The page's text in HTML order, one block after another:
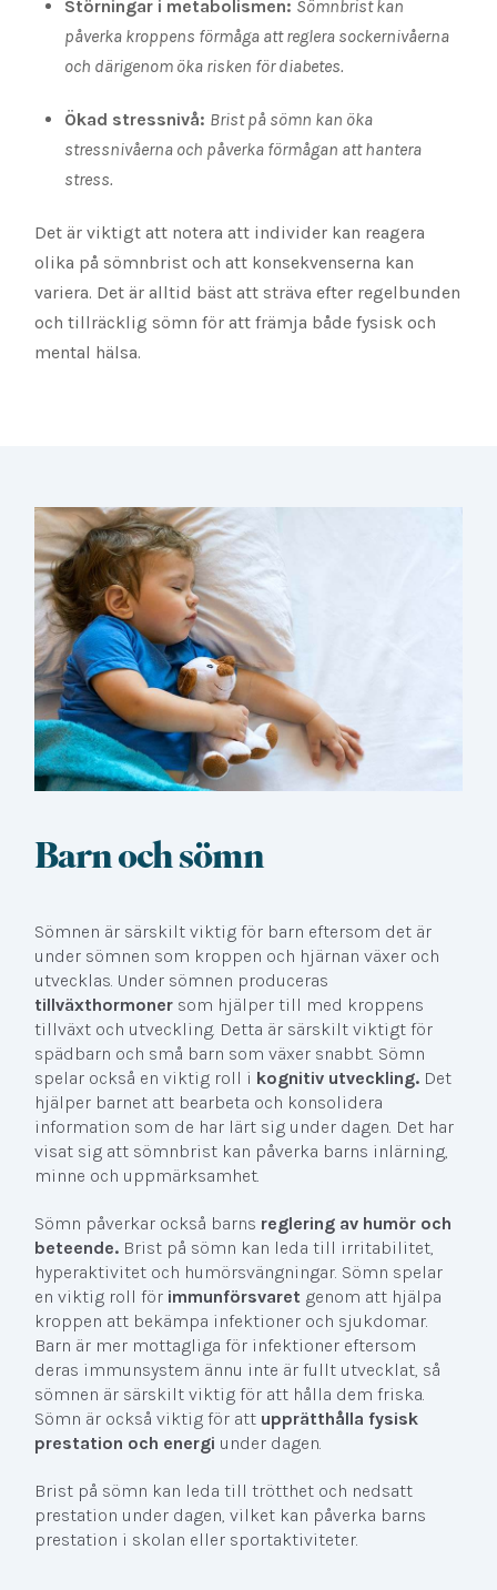
Störningar i metabolismen: Sömnbrist kan
påverka kroppens förmåga att reglera sockernivåerna
och därigenom öka risken för diabetes.
Ökad stressnivå: Brist på sömn kan öka
stressnivåerna och påverka förmågan att hantera
stress.
Det är viktigt att notera att individer kan reagera
olika på sömnbrist och att konsekvenserna kan
variera. Det är alltid bäst att sträva efter regelbunden
och tillräcklig sömn för att främja både fysisk och
mental hälsa.
Barn och sömn
Sömnen är särskilt viktig för barn eftersom det är
under sömnen som kroppen och hjärnan växer och
utvecklas. Under sömnen produceras
tillväxthormoner som hjälper till med kroppens
tillväxt och utveckling. Detta är särskilt viktigt för
spädbarn och små barn som växer snabbt. Sömn
spelar också en viktig roll i kognitiv utveckling. Det
hjälper barnet att bearbeta och konsolidera
information som de har lärt sig under dagen. Det har
visat sig att sömnbrist kan påverka barns inlärning,
minne och uppmärksamhet.
Sömn påverkar också barns reglering av humör och
beteende. Brist på sömn kan leda till irritabilitet,
hyperaktivitet och humörsvängningar. Sömn spelar
en viktig roll för immunförsvaret genom att hjälpa
kroppen att bekämpa infektioner och sjukdomar.
Barn är mer mottagliga för infektioner eftersom
deras immunsystem ännu inte är fullt utvecklat, så
sömnen är särskilt viktig för att hålla dem friska.
Sömn är också viktig för att upprätthålla fysisk
prestation och energi under dagen.
Brist på sömn kan leda till trötthet och nedsatt
prestation under dagen, vilket kan påverka barns
prestation i skolan eller sportaktiviteter.